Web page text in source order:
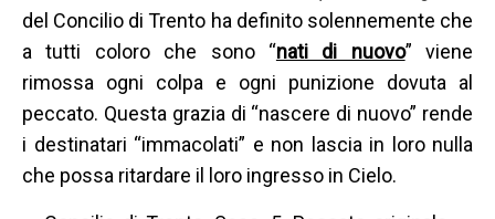
del Concilio di Trento ha definito solennemente che
a tutti coloro che sono “nati di nuovo” viene
rimossa ogni colpa e ogni punizione dovuta al
peccato. Questa grazia di “nascere di nuovo” rende
i destinatari “immacolati” e non lascia in loro nulla
che possa ritardare il loro ingresso in Cielo.